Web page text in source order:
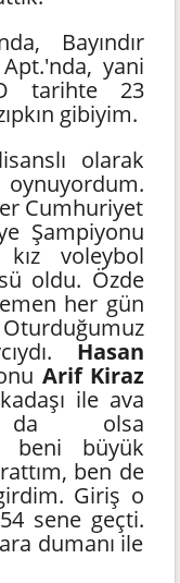
Bayındır
yani
tarihte 23
gibiyim.
olarak
oynuyordum.
Cumhuriyet
Şampiyonu
voleybol
oldu. Özde
her gün
Hasan
Arif Kiraz
ile ava
da olsa
beni büyük
ben de
Giriş o
sene geçti.
dumanı ile